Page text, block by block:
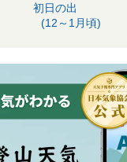
初日の出
(12～1月頃)